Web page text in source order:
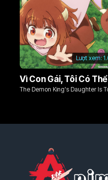
Lượt xem:
The Demon King's Daughter Is